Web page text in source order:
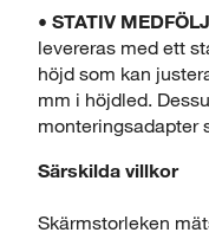
• STATIV
levereras med ett
höjd som kan
mm i höjdled.
monteringsadapter
Särskilda villkor
Skärmstorleken